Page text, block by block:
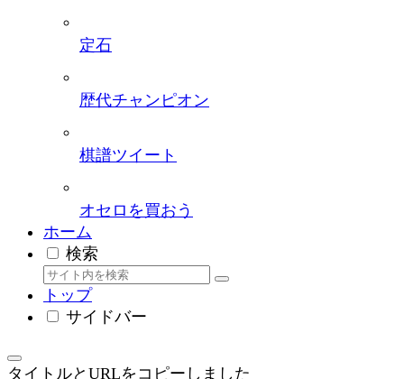
定石
歴代チャンピオン
棋譜ツイート
オセロを買おう
ホーム
検索
トップ
サイドバー
タイトルとURLをコピーしました